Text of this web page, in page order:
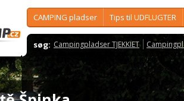
CAMPING pladser Tips til UDFLUGTER
søg: Campingpladser TJEKKIET